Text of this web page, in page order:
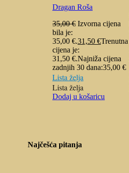
Dragan Roša
35,00€ Izvorna cijena
bila je:
35,00 €.31,50 €Trenutna
cijena je:
31,50 €.Najniža cijena
zadnjih 30 dana:35,00 €
Lista želja
Lista želja
Dodaj u košaricu
Najčešća pitanja